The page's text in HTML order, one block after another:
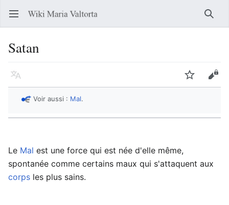
Ouvrir le menu principal
Satan
Langue Suivre
Voir aussi : Mal.
Le Mal est une force qui est née d'elle même,
spontanée comme certains maux qui s'attaquent aux
corps les plus sains.